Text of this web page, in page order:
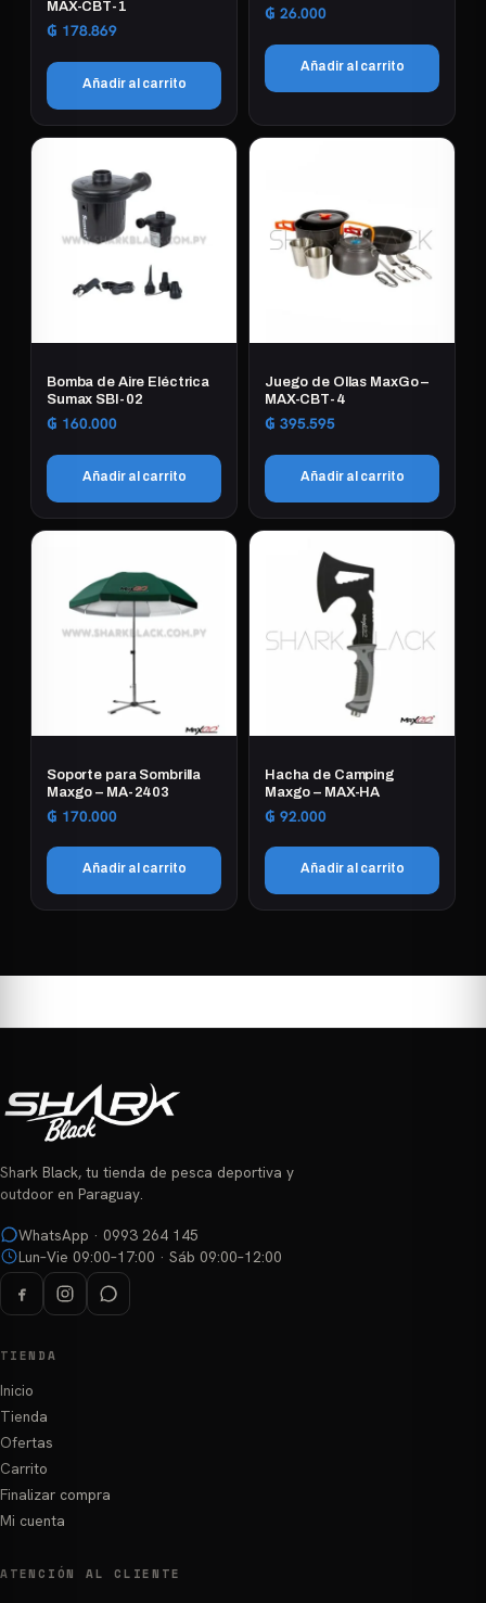
MAX-CBT-1
₲ 178.869
Añadir al carrito
₲ 26.000
Añadir al carrito
Bomba de Aire Eléctrica
Sumax SBI-02
₲ 160.000
Añadir al carrito
Juego de Ollas MaxGo –
MAX-CBT-4
₲ 395.595
Añadir al carrito
Soporte para Sombrilla
Maxgo – MA-2403
₲ 170.000
Añadir al carrito
Hacha de Camping
Maxgo – MAX-HA
₲ 92.000
Añadir al carrito
Shark Black, tu tienda de pesca deportiva y
outdoor en Paraguay.
WhatsApp · 0993 264 145
Lun–Vie 09:00–17:00 · Sáb 09:00–12:00
TIENDA
Inicio
Tienda
Ofertas
Carrito
Finalizar compra
Mi cuenta
ATENCIÓN AL CLIENTE